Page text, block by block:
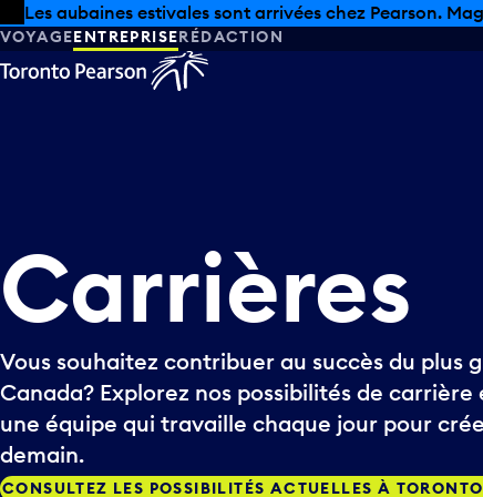
Skip to offers
Passer au contenu principal
Les aubaines estivales sont arrivées chez Pearson.
VOYAGEENTREPRISERÉDACTION
Carrières
Vous souhaitez contribuer au succès du plus
Canada? Explorez nos possibilités de
une équipe qui travaille chaque jour pour
demain.
CONSULTEZ LES POSSIBILITÉS ACTUELLES À